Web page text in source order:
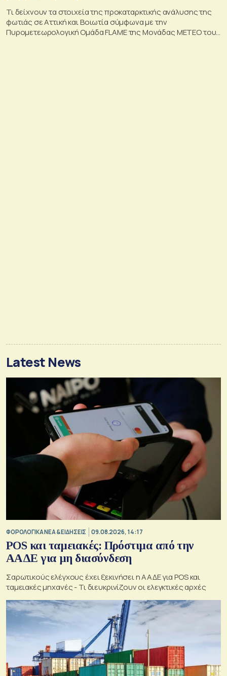
Τι δείχνουν τα στοιχεία της προκαταρκτικής ανάλυσης της
φωτιάς σε Αττική και Βοιωτία σύμφωνα με την
Πυρομετεωρολογική Ομάδα FLAME της Μονάδας ΜΕΤΕΟ του
Latest News
ΦΟΡΟΛΟΓΙΚΑ ΝΕΑ & EΙΔΗΣΕΙΣ 09.08.2026, 14:17
POS και ταμειακές: Πρόστιμα από την
ΑΑΔΕ για μη διασύνδεση
Σαρωτικούς ελέγχους έχει ξεκινήσει η ΑΑΔΕ για POS και
ταμειακές μηχανές - Τι διευκρινίζουν οι ελεγκτικές αρχές